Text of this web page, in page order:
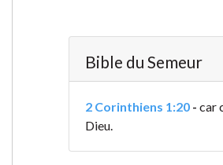
Bible du Semeur
2 Corinthiens 1:20- car
Dieu.